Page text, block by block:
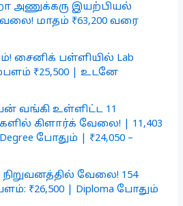
அணுக்கரு இயற்பியல்
மாதம் ₹63,200 வரை
சைனிக் பள்ளியில் Lab
₹25,500 | உடனே
வங்கி உள்ளிட்ட 11
கிளார்க் வேலை! | 11,403
போதும் | ₹24,050 –
வேலை! 154
₹26,500 | Diploma போதும்